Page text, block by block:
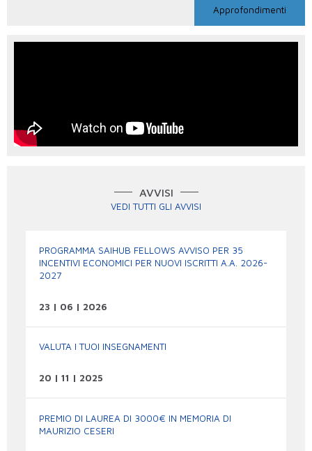
Approfondimenti
nuovo_corso_di_laurea_a2
AVVISI
VEDI TUTTI GLI AVVISI
PROGRAMMA SAIHUB FELLOWS AVVISO PER 35
INCENTIVI ECONOMICI PER NUOVI ISCRITTI A.A. 2026-
2027
23 | 06 | 2026
VALUTA I TUOI INSEGNAMENTI
20 | 11 | 2025
PREMIO DI LAUREA DI 3000€ IN MEMORIA DI
MAURIZIO CESERI